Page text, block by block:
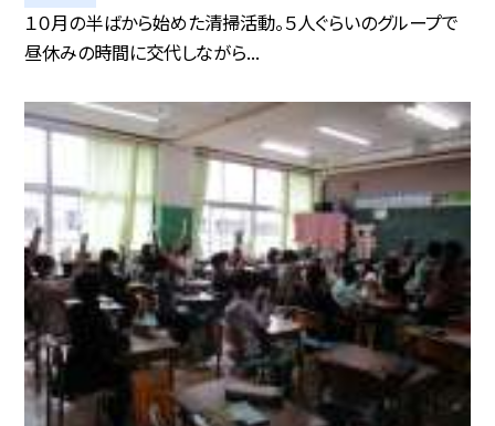
１０月の半ばから始めた清掃活動。５人ぐらいのグループで
昼休みの時間に交代しながら...